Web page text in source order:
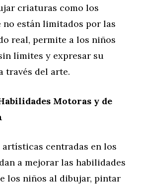
criaturas como los
están limitados por las
real, permite a los niños
límites y expresar su
través del arte.
Motoras y de
centradas en los
a mejorar las habilidades
los niños al dibujar, pintar